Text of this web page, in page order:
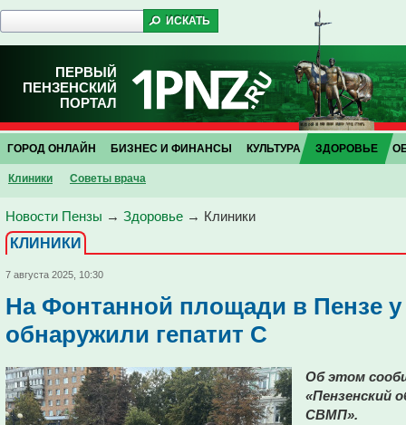
ПЕРВЫЙ
ПЕНЗЕНСКИЙ
ПОРТАЛ
ГОРОД ОНЛАЙН БИЗНЕС И ФИНАНСЫ КУЛЬТУРА ЗДОРОВЬЕ
Клиники Советы врача
Новости Пензы → Здоровье → Клиники
КЛИНИКИ
7 августа 2025, 10:30
На Фонтанной площади в Пензе у
обнаружили гепатит C
Об этом
«Пензенский
СВМП».